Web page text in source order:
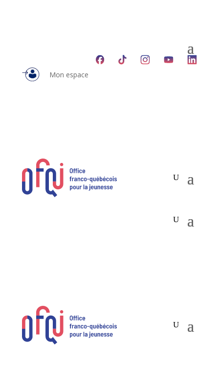
Mon espace